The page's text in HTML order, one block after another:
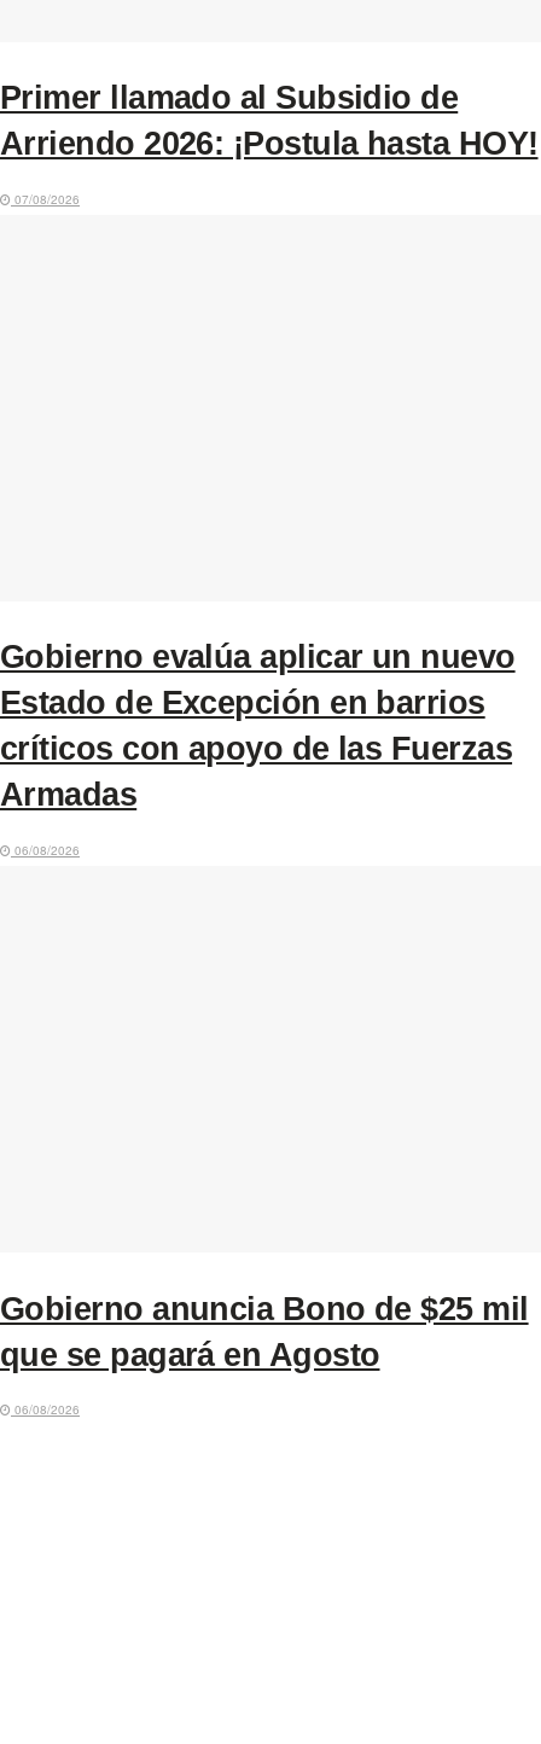
Primer llamado al Subsidio de
Arriendo 2026: ¡Postula hasta HOY!
07/08/2026
Gobierno evalúa aplicar un nuevo
Estado de Excepción en barrios
críticos con apoyo de las Fuerzas
Armadas
06/08/2026
Gobierno anuncia Bono de $25 mil
que se pagará en Agosto
06/08/2026